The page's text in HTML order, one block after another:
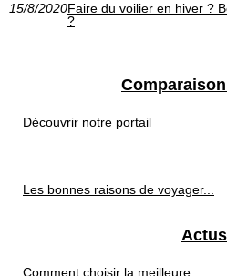
15/8/2020Faire du voilier en hiver ?
?
Découvrir notre portail
Les bonnes raisons de voyager...
Actus
Comment choisir la meilleure...